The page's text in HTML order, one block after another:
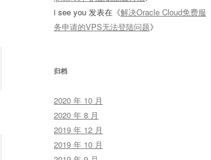
i see you 发表在《解决Oracle Cloud免费服
务申请的VPS无法登陆问题》
归档
2020 年 10 月
2020 年 8 月
2019 年 12 月
2019 年 10 月